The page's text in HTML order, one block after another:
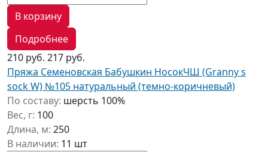
В корзину
Подробнее
210 руб. 217 руб.
Пряжа Семеновская Бабушкин НосокЧШ (Granny s
sock W) №105 натуральный (темно-коричневый)
По составу: шерсть 100%
Вес, г: 100
Длина, м: 250
В наличии: 11 шт